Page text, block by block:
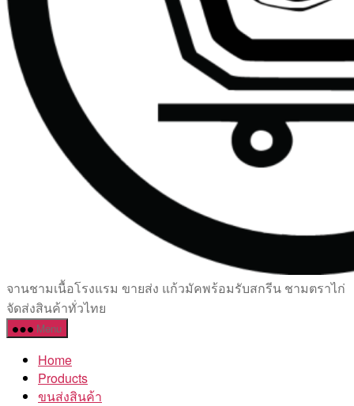
เซรามิค
ครบ
ครัน
โรงงาน
จานชามเนื้อโรงแรม ขายส่ง แก้วมัคพร้อมรับสกรีน ชามตราไก่
จัดส่งสินค้าทั่วไทย
Menu
Home
Products
ขนส่งสินค้า